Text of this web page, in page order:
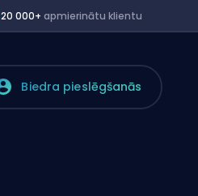
20 000+apmierinātu klientu
Biedra pieslēgšanās